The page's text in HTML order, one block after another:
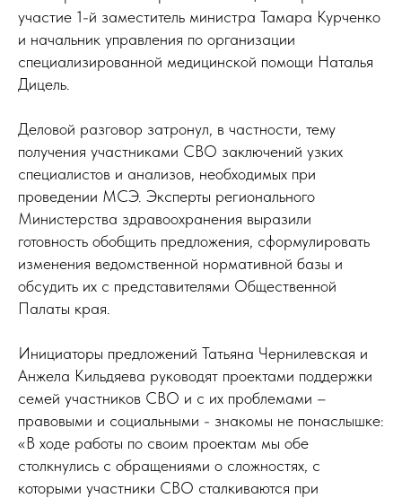
участие 1-й заместитель министра Тамара Курченко
и начальник управления по организации
специализированной медицинской помощи Наталья
Дицель.
Деловой разговор затронул, в частности, тему
получения участниками СВО заключений узких
специалистов и анализов, необходимых при
проведении МСЭ. Эксперты регионального
Министерства здравоохранения выразили
готовность обобщить предложения, сформулировать
изменения ведомственной нормативной базы и
обсудить их с представителями Общественной
Палаты края.
Инициаторы предложений Татьяна Чернилевская и
Анжела Кильдяева руководят проектами поддержки
семей участников СВО и с их проблемами –
правовыми и социальными - знакомы не понаслышке:
«В ходе работы по своим проектам мы обе
столкнулись с обращениями о сложностях, с
которыми участники СВО сталкиваются при